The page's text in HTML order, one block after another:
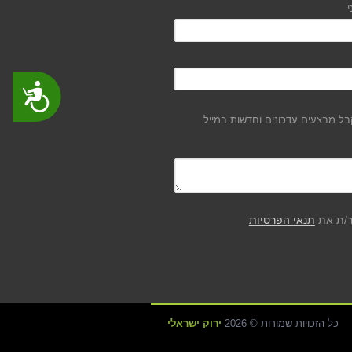
נגישות
מבצעים עדכונים וחדשות במייל
ת את תנאי הפרטיות
כל הזכויות שמורות © 2026 ירוק ישראלי